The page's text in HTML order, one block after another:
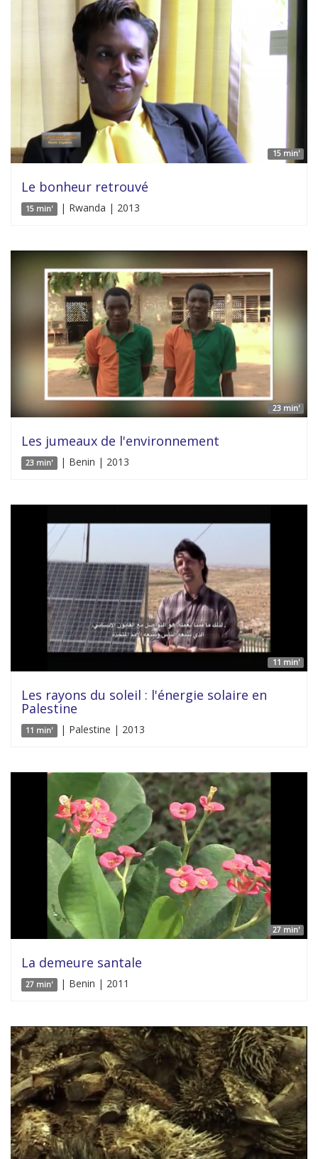
15 min'
Le bonheur retrouvé
15 min' | Rwanda | 2013
23 min'
Les jumeaux de l'environnement
23 min' | Benin | 2013
11 min'
Les rayons du soleil : l'énergie solaire en
Palestine
11 min' | Palestine | 2013
27 min'
La demeure santale
27 min' | Benin | 2011